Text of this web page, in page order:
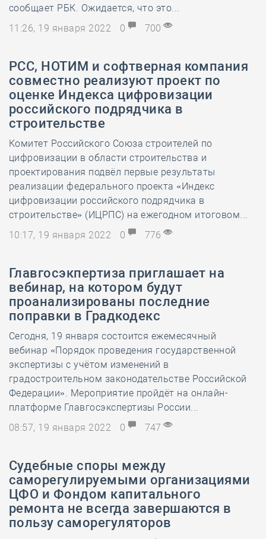
сообщает РБК. Ожидается, что это...
11:26, 19 января 2022
0 700
РСС, НОТИМ и софтверная компания
совместно реализуют проект по
оценке Индекса цифровизации
российского подрядчика в
строительстве
Комитет Российского Союза строителей по
цифровизации в области строительства и
проектирования подвёл первые результаты
реализации федерального проекта «Индекс
цифровизации российского подрядчика в
строительстве» (ИЦРПС) на ежегодном итоговом...
10:17, 19 января 2022
0 776
Главгосэкпертиза приглашает на
вебинар, на котором будут
проанализированы последние
поправки в Градкодекс
Сегодня, 19 января состоится ежемесячный
вебинар «Порядок проведения государственной
экспертизы с учётом изменений в
градостроительном законодательстве Российской
Федерации». Мероприятие пройдёт на онлайн-
платформе Главгосэкспертизы России...
08:57, 19 января 2022
0 747
Судебные споры между
саморегулируемыми организациями
ЦФО и Фондом капитального
ремонта не всегда завершаются в
пользу саморегуляторов